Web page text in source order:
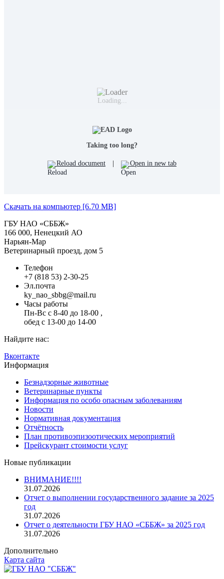
Loading...
Taking too long?
Reload document | Open in new tab
Скачать на компьютер [6.70 MB]
ГБУ НАО «СББЖ»
166 000, Ненецкий АО
Нарьян-Мар
Ветеринарный проезд, дом 5
Телефон
+7 (818 53) 2-30-25
Эл.почта
ky_nao_sbbg@mail.ru
Часы работы
Пн-Вс с 8-40 до 18-00 ,
обед с 13-00 до 14-00
Найдите нас:
Вконтакте
Информация
Безнадзорные животные
Ветеринарные пункты
Информация по особо опасным заболеваниям
Новости
Нормативная документация
Отчётность
План противоэпизоотических мероприятий
Прейскурант стоимости услуг
Новые публикации
ВНИМАНИЕ!!!!
31.07.2026
Отчет о выполнении государственного задание за 2025
год
31.07.2026
Отчет о деятельности ГБУ НАО «СББЖ» за 2025 год
31.07.2026
Дополнительно
Карта сайта